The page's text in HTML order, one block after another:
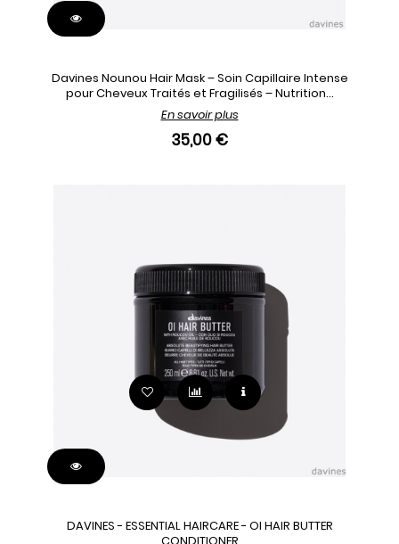
Davines Nounou Hair Mask – Soin Capillaire Intense
pour Cheveux Traités et Fragilisés – Nutrition...
En savoir plus
35,00 €
DAVINES - ESSENTIAL HAIRCARE - OI HAIR BUTTER